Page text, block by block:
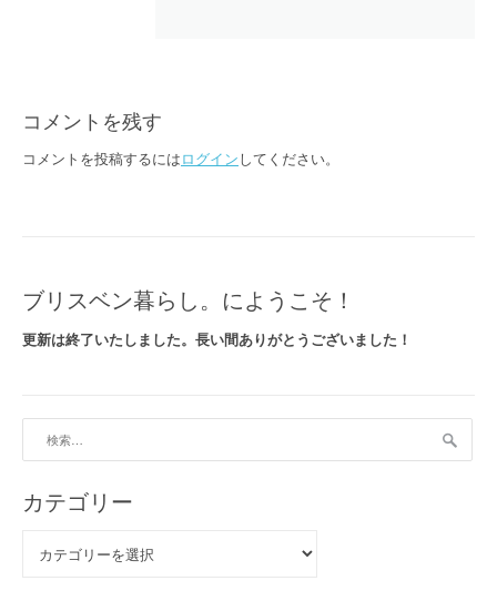
コメントを残す
コメントを投稿するにはログインしてください。
ブリスベン暮らし。にようこそ！
更新は終了いたしました。長い間ありがとうございました！
カテゴリー